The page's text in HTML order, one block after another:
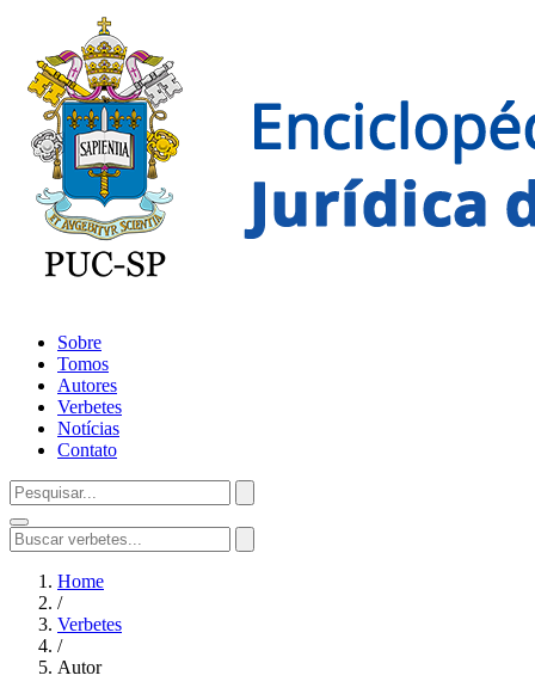
Sobre
Tomos
Autores
Verbetes
Notícias
Contato
Home
/
Verbetes
/
Autor